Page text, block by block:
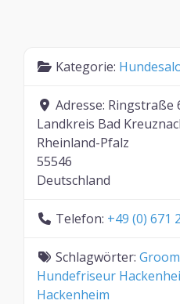
Kategorie:
Adresse: Ringstraße
Landkreis Bad
Rheinland-Pfalz
55546
Deutschland
Telefon: +49 (0) 671
Schlagwörter:
Hundefriseur
Hackenheim